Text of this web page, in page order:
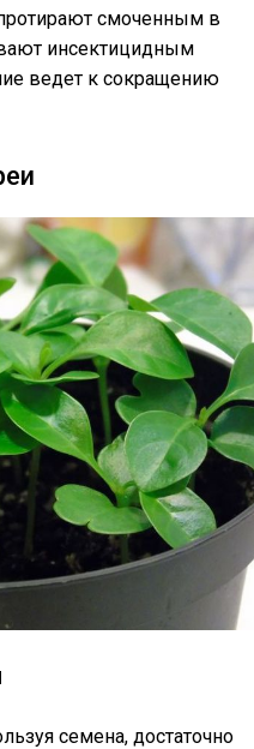
смоченным в
инсектицидным
ведет к сокращению
семена, достаточно